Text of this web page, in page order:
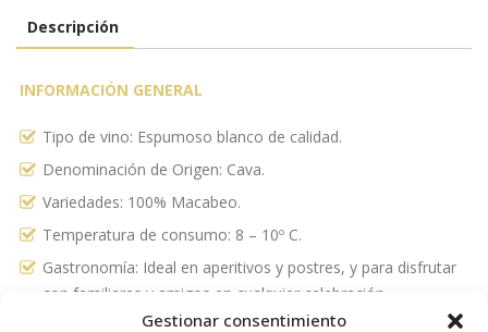
Gestionar consentimiento
Descripción
INFORMACIÓN GENERAL
Tipo de vino: Espumoso blanco de calidad.
Denominación de Origen: Cava.
Variedades: 100% Macabeo.
Temperatura de consumo: 8 – 10º C.
Gastronomía: Ideal en aperitivos y postres, y para disfrutar
con familiares y amigos en cualquier celebración.